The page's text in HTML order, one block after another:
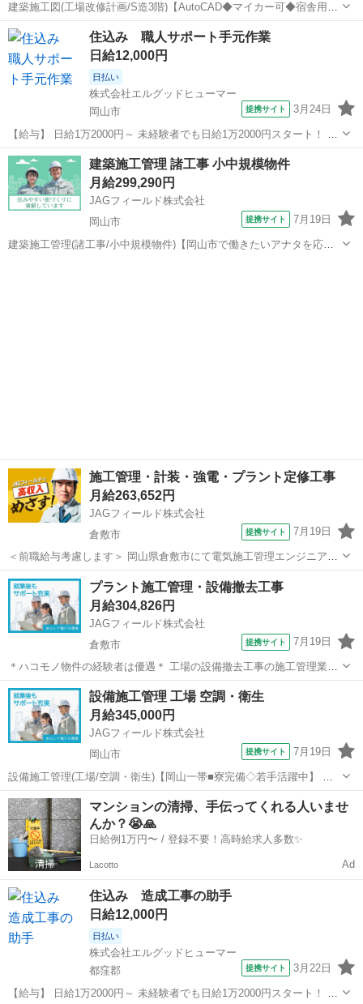
建築施工図(工場改修計画/S造3階)【AutoCAD◆マイカー可◆宿舎用意
OK◆岡山県瀬戸内市】 ＜電話★リモート★チャット相談OK＞瀬戸内
市内で行なう工場改修工事に伴う施工図業務です。現場所員6名体制、
S造3階建ての物...
岡山 瀬戸内市 その他
住込み 職人サポート手元作業
日給12,000円
日払い
株式会社エルグッドヒューマー
岡山市
提携サイト 3月24日
【給与】 日給1万2000円～ 未経験者でも日給1万2000円スタート！ ゆ
くゆく管理職なども目指せます！ 日給1万2000円～ 未経験者でも日給
1万2000円スタート！ ゆくゆく管理職なども目指せます！ 【勤務時
間】 9...
岡山 岡山市 その他
建築施工管理 諸工事 小中規模物件
月給299,290円
JAGフィールド株式会社
岡山市
提携サイト 7月19日
建築施工管理(諸工事/小中規模物件)【岡山市で働きたいアナタを応援
施工管理・計装・強電・プラント定修工事
月給263,652円
JAGフィールド株式会社
倉敷市
提携サイト 7月19日
＜前職給与考慮します＞ 岡山県倉敷市にて電気施工管理エンジニアを
募集！ ［担当プロジェクト］ 〇工事内容：製造施設営繕工事 ［担当
業務］ 〇工程管理 〇品質管理 〇安全管理 〇写真管理 〇書類作成
〇施工図修正...
岡山 倉敷市 その他
プラント施工管理・設備撤去工事
月給304,826円
JAGフィールド株式会社
倉敷市
提携サイト 7月19日
＊ハコモノ物件の経験者は優遇＊ 工場の設備撤去工事の施工管理業
務。 倉敷市の化学工場構内が着任先です。 ＜担当業務＞ ＊施工管理
(工程・品質・安全) ＊写真管理 ＊報告書作成 ＊その他補助業務 など
＜使用ソフト...
岡山 倉敷市 その他
設備施工管理 工場 空調・衛生
月給345,000円
JAGフィールド株式会社
岡山市
提携サイト 7月19日
設備施工管理(工場/空調・衛生)【岡山一帯■寮完備◇若手活躍中】 岡
山県内の工場改修工事に伴う設備施工管理です。現場管理(工程管理・
品質管理・安全管理)、図面修正(Tfas)、書類作成などを実施します。
空調・衛生設備工事...
岡山 岡山市
マンションの清掃、手伝ってくれる人いませ
んか？😭🙏
日給例1万円〜 / 登録不要！高時給求人多数✨
Lacotto Ad
住込み 造成工事の助手
日給12,000円
日払い
株式会社エルグッドヒューマー
都窪郡
提携サイト 3月22日
【給与】 日給1万2000円～ 未経験者でも日給1万2000円スタート！ ゆ